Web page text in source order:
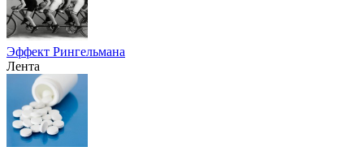
Эффект Рингельмана
Лента